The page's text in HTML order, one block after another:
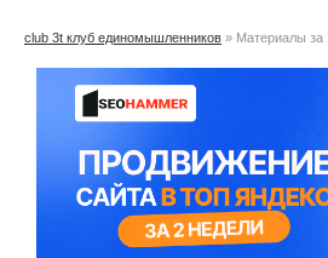
club 3t клуб единомышленников » Материалы за